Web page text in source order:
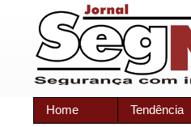
Home Tendência